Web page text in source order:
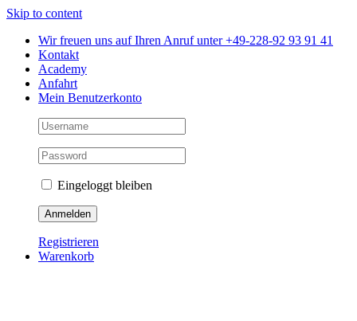
Skip to content
Wir freuen uns auf Ihren Anruf unter +49-228-92 93 91 41
Kontakt
Academy
Anfahrt
Mein Benutzerkonto
Eingeloggt bleiben
Registrieren
Warenkorb